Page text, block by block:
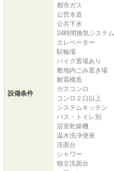
設備条件
都市ガス
公営水道
公共下水
24時間換気システム
エレベーター
駐輪場
バイク置場あり
敷地内ごみ置き場
耐震構造
ガスコンロ
コンロ２口以上
システムキッチン
バス・トイレ別
浴室乾燥機
温水洗浄便座
洗面台
シャワー
独立洗面台